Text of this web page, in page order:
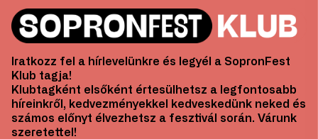
Iratkozz fel a hírlevelünkre és legyél a SopronFest
Klub tagja!
Klubtagként elsőként értesülhetsz a legfontosabb
híreinkről, kedvezményekkel kedveskedünk neked és
számos előnyt élvezhetsz a fesztivál során. Várunk
szeretettel!